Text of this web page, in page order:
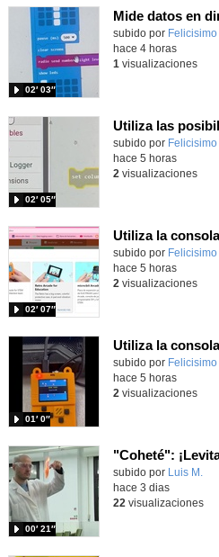
Contenido educativo.
subido por Felicisimo
02′ 03″
hace 4 horas
1 visualizaciones
Contenido educativo.
subido por Felicisimo
02′ 05″
hace 5 horas
2 visualizaciones
Contenido educativo.
subido por Felicisimo
02′ 07″
hace 5 horas
2 visualizaciones
Contenido educativo.
subido por Felicisimo
01′ 0″
hace 5 horas
2 visualizaciones
"Coheté":
Contenido educativo.
subido por Luis M.
00′ 21″
hace 3 dias
22 visualizaciones